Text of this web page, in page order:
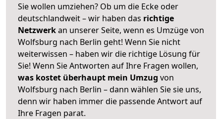
Sie wollen umziehen? Ob um die Ecke oder
deutschlandweit – wir haben das richtige
Netzwerkan unserer Seite, wenn es Umzüge von
Wolfsburg nach Berlin geht! Wenn Sie nicht
weiterwissen – haben wir die richtige Lösung für
Sie! Wenn Sie Antworten auf Ihre Fragen wollen,
was kostet überhaupt mein Umzug von
Wolfsburg nach Berlin – dann wählen Sie sie uns,
denn wir haben immer die passende Antwort auf
Ihre Fragen parat.